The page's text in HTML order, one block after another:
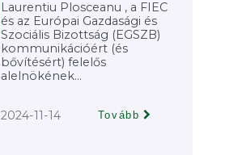
Laurentiu Plosceanu , a FIEC
és az Európai Gazdasági és
Szociális Bizottság (EGSZB)
kommunikációért (és
bővítésért) felelős
alelnökének...
2024-11-14 Tovább